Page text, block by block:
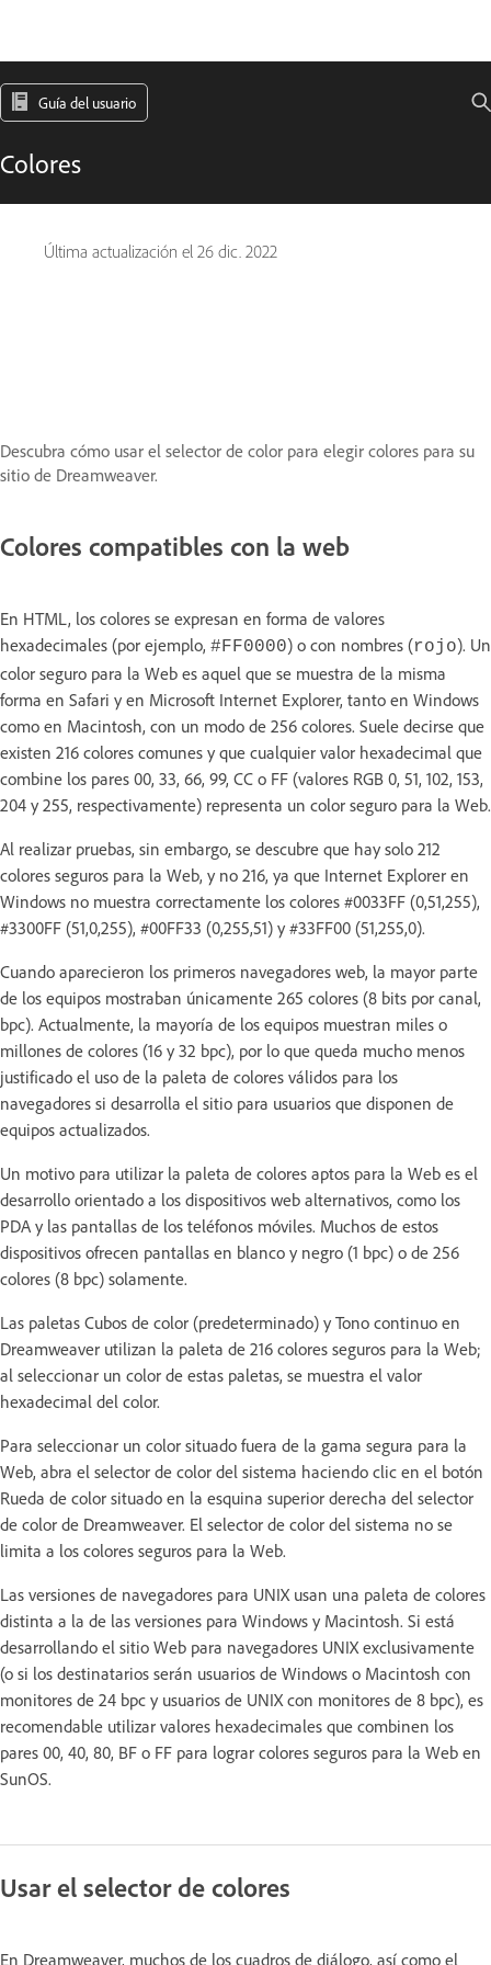
Guía del usuario
Colores
Última actualización el 26 dic. 2022
Descubra cómo usar el selector de color para elegir colores para su
sitio de Dreamweaver.
Colores compatibles con la web
En HTML, los colores se expresan en forma de valores
hexadecimales (por ejemplo, #FF0000) o con nombres (rojo). Un
color seguro para la Web es aquel que se muestra de la misma
forma en Safari y en Microsoft Internet Explorer, tanto en Windows
como en Macintosh, con un modo de 256 colores. Suele decirse que
existen 216 colores comunes y que cualquier valor hexadecimal que
combine los pares 00, 33, 66, 99, CC o FF (valores RGB 0, 51, 102, 153,
204 y 255, respectivamente) representa un color seguro para la Web.
Al realizar pruebas, sin embargo, se descubre que hay solo 212
colores seguros para la Web, y no 216, ya que Internet Explorer en
Windows no muestra correctamente los colores #0033FF (0,51,255),
#3300FF (51,0,255), #00FF33 (0,255,51) y #33FF00 (51,255,0).
Cuando aparecieron los primeros navegadores web, la mayor parte
de los equipos mostraban únicamente 265 colores (8 bits por canal,
bpc). Actualmente, la mayoría de los equipos muestran miles o
millones de colores (16 y 32 bpc), por lo que queda mucho menos
justificado el uso de la paleta de colores válidos para los
navegadores si desarrolla el sitio para usuarios que disponen de
equipos actualizados.
Un motivo para utilizar la paleta de colores aptos para la Web es el
desarrollo orientado a los dispositivos web alternativos, como los
PDA y las pantallas de los teléfonos móviles. Muchos de estos
dispositivos ofrecen pantallas en blanco y negro (1 bpc) o de 256
colores (8 bpc) solamente.
Las paletas Cubos de color (predeterminado) y Tono continuo en
Dreamweaver utilizan la paleta de 216 colores seguros para la Web;
al seleccionar un color de estas paletas, se muestra el valor
hexadecimal del color.
Para seleccionar un color situado fuera de la gama segura para la
Web, abra el selector de color del sistema haciendo clic en el botón
Rueda de color situado en la esquina superior derecha del selector
de color de Dreamweaver. El selector de color del sistema no se
limita a los colores seguros para la Web.
Las versiones de navegadores para UNIX usan una paleta de colores
distinta a la de las versiones para Windows y Macintosh. Si está
desarrollando el sitio Web para navegadores UNIX exclusivamente
(o si los destinatarios serán usuarios de Windows o Macintosh con
monitores de 24 bpc y usuarios de UNIX con monitores de 8 bpc), es
recomendable utilizar valores hexadecimales que combinen los
pares 00, 40, 80, BF o FF para lograr colores seguros para la Web en
SunOS.
Usar el selector de colores
En Dreamweaver, muchos de los cuadros de diálogo, así como el